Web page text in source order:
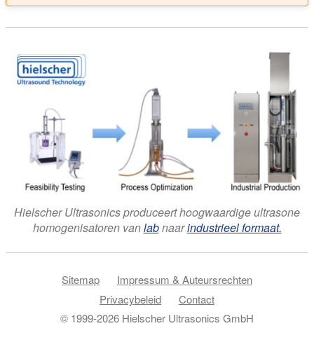
Hielscher Ultrasonics produceert hoogwaardige ultrasone
homogenisatoren vanlabnaarindustrieel formaat.
Sitemap
Impressum & Auteursrechten
Privacybeleid
Contact
© 1999-2026 Hielscher Ultrasonics GmbH